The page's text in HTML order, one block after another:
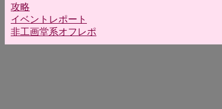
攻略
イベントレポート
非工画堂系オフレポ